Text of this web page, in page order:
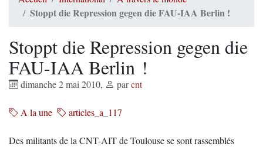
Stoppt die Repression gegen die FAU-IAA Berlin !
Stoppt die Repression gegen die
FAU-IAA Berlin !
dimanche 2 mai 2010, parcnt
A la une articles_a_117
Des militants de la CNT-AIT de Toulouse se sont rassemblés